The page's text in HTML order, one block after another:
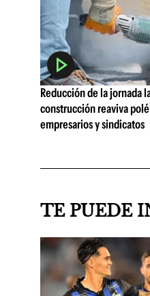
Reducción de la jornada
construcción reaviva
empresarios y sindicatos
TE PUEDE